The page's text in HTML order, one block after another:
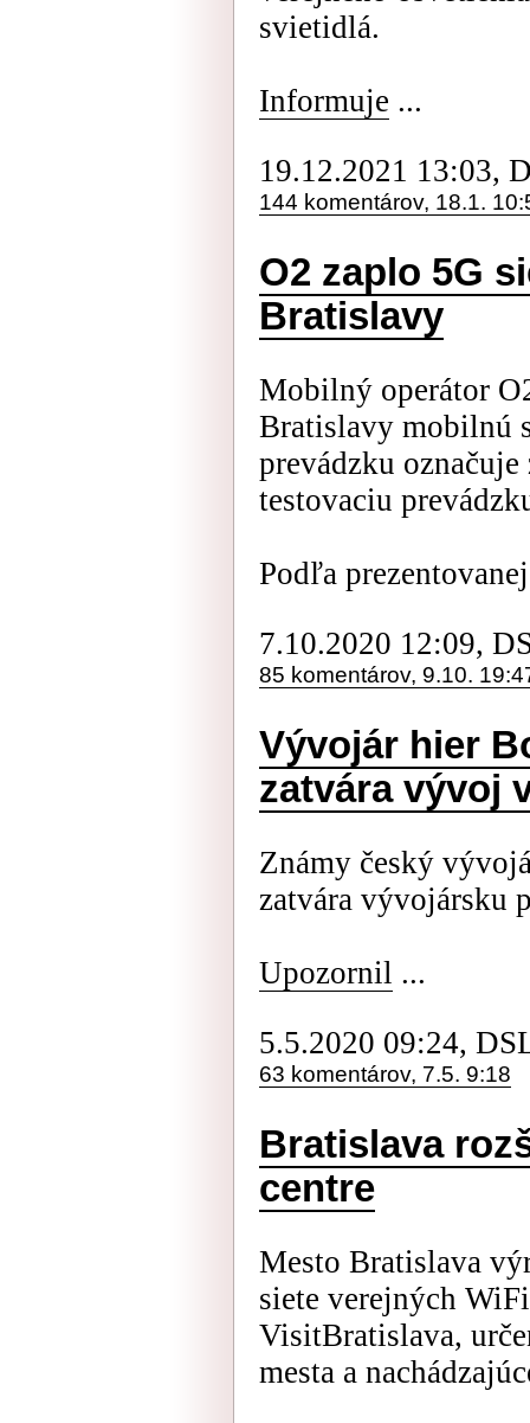
svietidlá.
Informuje ...
19.12.2021 13:03,
144 komentárov, 18.1.
O2 zaplo 5G
Bratislavy
Mobilný operátor
Bratislavy mobilnú
prevádzku
testovaciu
Podľa
7.10.2020 12:09,
85 komentárov, 9.10.
Vývojár hier
zatvára vývoj
Známy český
zatvára vývojársku
Upozornil ...
5.5.2020 09:24,
63 komentárov, 7.5. 9:18
Bratislava
centre
Mesto Bratislava
siete verejných
VisitBratislava,
mesta a